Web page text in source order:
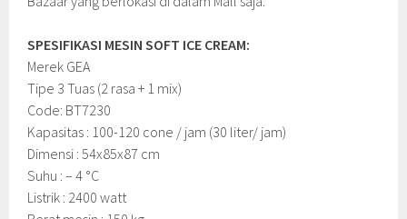
SPESIFIKASI MESIN SOFT ICE CREAM:
Merek GEA
Tipe 3 Tuas (2 rasa + 1 mix)
Code: BT7230
Kapasitas : 100-120 cone / jam (30 liter/ jam)
Dimensi : 54x85x87 cm
Suhu : – 4 °C
Listrik : 2400 watt